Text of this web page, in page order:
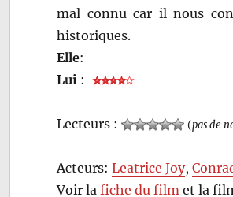
mal connu car il nous
historiques.
Elle:
–
Lui :
Lecteurs : (pas de
Acteurs:Leatrice Joy,
Voir lafiche du film et la